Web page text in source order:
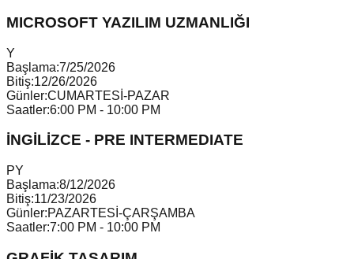
MICROSOFT YAZILIM UZMANLIĞI
Y
Başlama:7/25/2026
Bitiş:12/26/2026
Günler:CUMARTESİ-PAZAR
Saatler:6:00 PM - 10:00 PM
İNGİLİZCE - PRE INTERMEDIATE
PY
Başlama:8/12/2026
Bitiş:11/23/2026
Günler:PAZARTESİ-ÇARŞAMBA
Saatler:7:00 PM - 10:00 PM